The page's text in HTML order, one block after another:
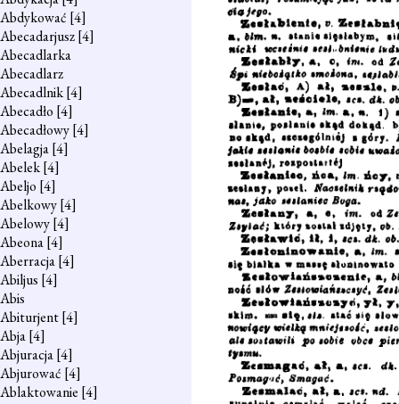
Abdykować [4]
Abecadarjusz[4]
Abecadlarka
Abecadlarz
Abecadlnik[4]
Abecadło [4]
Abecadłowy[4]
Abelagja[4]
Abelek[4]
Abeljo [4]
Abelkowy[4]
Abelowy[4]
Abeona[4]
Aberracja[4]
Abiljus [4]
Abis
Abiturjent[4]
Abja[4]
Abjuracja[4]
Abjurować [4]
Ablaktowanie [4]